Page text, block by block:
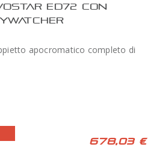
ED72 CON
apocromatico completo di
678,03 €